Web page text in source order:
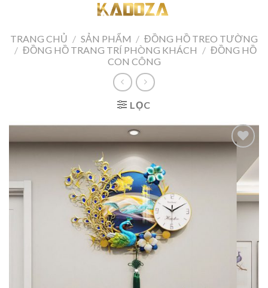
content
TRANG CHỦ / SẢN PHẨM / ĐỒNG HỒ TREO TƯỜNG
/ ĐỒNG HỒ TRANG TRÍ PHÒNG KHÁCH / ĐỒNG HỒ
CON CÔNG
LỌC
Add to
wishlist